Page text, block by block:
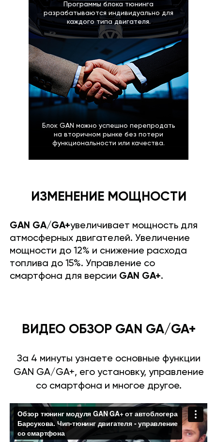
Программы блока тюнинга
разрабатываются индивидуально для
каждого типа двигателя.
Блок GAN можно успешно перепродать
на вторичном рынке без потери
функциональности или качества.
ИЗМЕНЕНИЕ МОЩНОСТИ
GAN GA/GA+увеличивает мощность для
атмосферных двигателей. Увеличение
мощности до 12% и снижение расхода
топлива до 15%. Управление со
смартфона для версии GAN GA+.
ВИДЕО ОБЗОР GAN GA/GA+
За 4 минуты узнаете основные функции
GAN GA/GA+, его установку, управление
со смартфона и многое другое.